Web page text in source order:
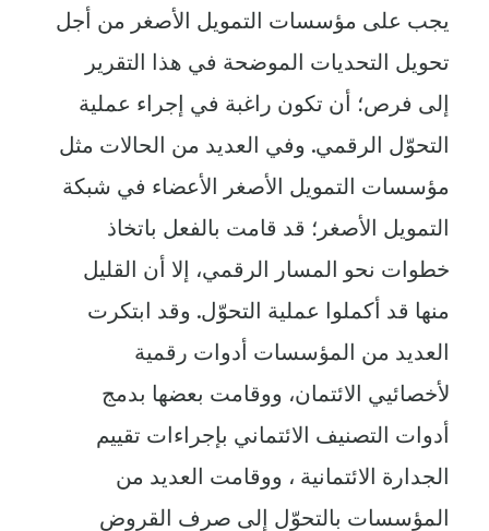
يجب على مؤسسات التمويل الأصغر من أجل
تحويل التحديات الموضحة في هذا التقرير
إلى فرص؛ أن تكون راغبة في إجراء عملية
التحوّل الرقمي. وفي العديد من الحالات مثل
مؤسسات التمويل الأصغر الأعضاء في شبكة
التمويل الأصغر؛ قد قامت بالفعل باتخاذ
خطوات نحو المسار الرقمي، إلا أن القليل
منها قد أكملوا عملية التحوّل. وقد ابتكرت
العديد من المؤسسات أدوات رقمية
لأخصائيي الائتمان، ووقامت بعضها بدمج
أدوات التصنيف الائتماني بإجراءات تقييم
الجدارة الائتمانية ، ووقامت العديد من
المؤسسات بالتحوّل إلى صرف القروض